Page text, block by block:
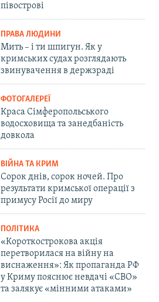
півострові
ПРАВА ЛЮДИНИ
Мить – і ти шпигун. Як у
кримських судах розглядають
звинувачення в держзраді
ФОТОГАЛЕРЕЇ
Краса Сімферопольського
водосховища та занедбаність
довкола
ВІЙНА ТА КРИМ
Сорок днів, сорок ночей. Про
результати кримської операції з
примусу Росії до миру
ПОЛІТИКА
«Короткострокова акція
перетворилася на війну на
виснаження»: Як пропаганда РФ
у Криму пояснює невдачі «СВО»
та залякує «мінними атаками»